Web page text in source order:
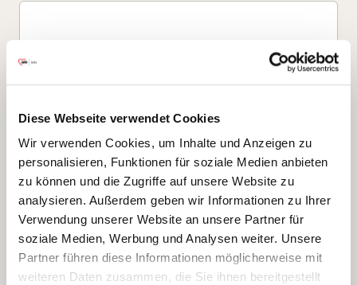
Diese Webseite verwendet Cookies
Wir verwenden Cookies, um Inhalte und Anzeigen zu
personalisieren, Funktionen für soziale Medien anbieten
zu können und die Zugriffe auf unsere Website zu
analysieren. Außerdem geben wir Informationen zu Ihrer
Verwendung unserer Website an unsere Partner für
soziale Medien, Werbung und Analysen weiter. Unsere
Partner führen diese Informationen möglicherweise mit
weiteren Daten zusammen, die Sie ihnen bereitgestellt
Ich bin damit einverstanden, dass meine personenbezogenen Daten
ausschließlich zum Zweck der Durchführung der Kontaktanfrage
verarbeitet, auf IT- Systemen der Garitz Bewirtschaftungsbetriebe
GmbH, Heinrich-von-Kleist-Straße 2, 97688 Bad Kissingen
(Betreiber) gespeichert und an die für das Stellenangebot
verantwortliche Stelle zur Kontaktaufnahme weitergegeben
werden.
Diese Einwilligungserklärung kann ich jederzeit gegenüber dem